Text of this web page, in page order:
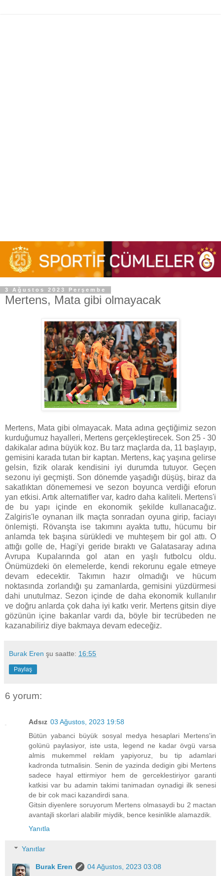
3 Ağustos 2023 Perşembe
Mertens, Mata gibi olmayacak
Mertens, Mata gibi olmayacak. Mata adına geçtiğimiz sezon
kurduğumuz hayalleri, Mertens gerçekleştirecek. Son 25 - 30
dakikalar adına büyük koz. Bu tarz maçlarda da, 11 başlayıp,
gemisini karada tutan bir kaptan. Mertens, kaç yaşına gelirse
gelsin, fizik olarak kendisini iyi durumda tutuyor. Geçen
sezonu iyi geçmişti. Son dönemde yaşadığı düşüş, biraz da
sakatlıktan dönememesi ve sezon boyunca verdiği eforun
yan etkisi. Artık alternatifler var, kadro daha kaliteli. Mertens'i
de bu yapı içinde en ekonomik şekilde kullanacağız.
Zalgiris'le oynanan ilk maçta sonradan oyuna girip, faciayı
önlemişti. Rövanşta ise takımını ayakta tuttu, hücumu bir
anlamda tek başına sürükledi ve muhteşem bir gol attı. O
attığı golle de, Hagi'yi geride bıraktı ve Galatasaray adına
Avrupa Kupalarında gol atan en yaşlı futbolcu oldu.
Önümüzdeki ön elemelerde, kendi rekorunu egale etmeye
devam edecektir. Takımın hazır olmadığı ve hücum
noktasında zorlandığı şu zamanlarda, gemisini yüzdürmesi
dahi unutulmaz. Sezon içinde de daha ekonomik kullanılır
ve doğru anlarda çok daha iyi katkı verir. Mertens gitsin diye
gözünün içine bakanlar vardı da, böyle bir tecrübeden ne
kazanabiliriz diye bakmaya devam edeceğiz.
Burak Eren şu saatte: 16:55
Paylaş
6 yorum:
Adsız 03 Ağustos, 2023 19:58
Bütün yabanci büyük sosyal medya hesaplari Mertens'in
golünü paylasiyor, iste usta, legend ne kadar övgü varsa
almis mukemmel reklam yapiyoruz, bu tip adamlari
kadronda tutmalisin. Senin de yazinda dedigin gibi Mertens
sadece hayal ettirmiyor hem de gerceklestiriyor garanti
katkisi var bu adamin takimi tanimadan oynadigi ilk senesi
de bir cok maci kazandirdi sana.
Gitsin diyenlere soruyorum Mertens olmasaydi bu 2 mactan
avantajli skorlari alabilir miydik, bence kesinlikle alamazdik.
Yanıtla
Yanıtlar
Burak Eren
04 Ağustos, 2023 03:08